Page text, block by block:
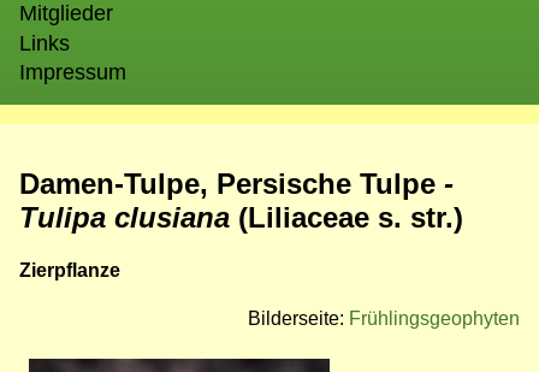
Mitglieder
Links
Impressum
Damen-Tulpe, Persische Tulpe -
Tulipa clusiana (Liliaceae s. str.)
Zierpflanze
Bilderseite: Frühlingsgeophyten